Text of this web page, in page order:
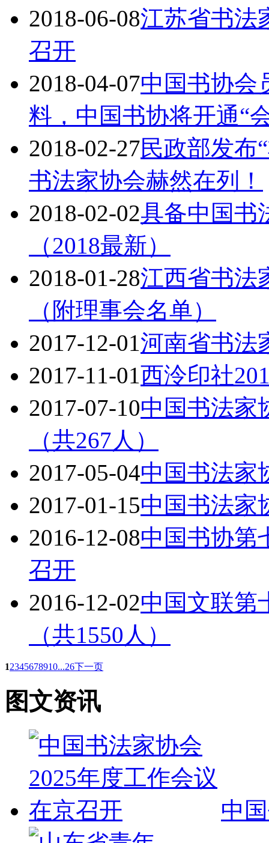
2018-06-08江苏省书法
召开
2018-04-07中国书协会
料，中国书协将开通“
2018-02-27民政部发布
书法家协会赫然在列！
2018-02-02具备中国书
（2018最新）
2018-01-28江西省书法
（附理事会名单）
2017-12-01河南省书法
2017-11-01西泠印社
2017-07-10中国书法家
（共267人）
2017-05-04中国书法家
2017-01-15中国书法家
2016-12-08中国书协第
召开
2016-12-02中国文联第
（共1550人）
12345678910...26下一页
图文资讯
中